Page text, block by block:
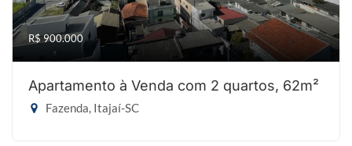
R$ 900.000
Apartamento à Venda com 2 quartos, 62m²
Fazenda, Itajaí-SC